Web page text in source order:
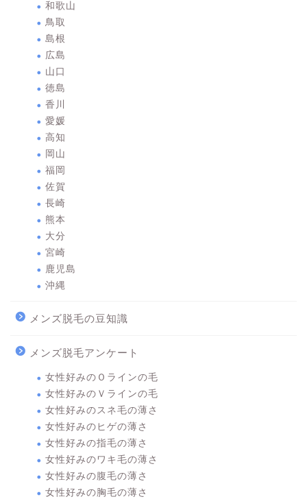
和歌山
鳥取
島根
広島
山口
徳島
香川
愛媛
高知
岡山
福岡
佐賀
長崎
熊本
大分
宮崎
鹿児島
沖縄
メンズ脱毛の豆知識
メンズ脱毛アンケート
女性好みのＯラインの毛
女性好みのＶラインの毛
女性好みのスネ毛の薄さ
女性好みのヒゲの薄さ
女性好みの指毛の薄さ
女性好みのワキ毛の薄さ
女性好みの腹毛の薄さ
女性好みの胸毛の薄さ